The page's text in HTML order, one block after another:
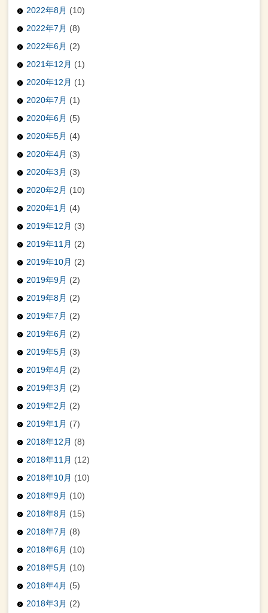
2022年8月 (10)
2022年7月 (8)
2022年6月 (2)
2021年12月 (1)
2020年12月 (1)
2020年7月 (1)
2020年6月 (5)
2020年5月 (4)
2020年4月 (3)
2020年3月 (3)
2020年2月 (10)
2020年1月 (4)
2019年12月 (3)
2019年11月 (2)
2019年10月 (2)
2019年9月 (2)
2019年8月 (2)
2019年7月 (2)
2019年6月 (2)
2019年5月 (3)
2019年4月 (2)
2019年3月 (2)
2019年2月 (2)
2019年1月 (7)
2018年12月 (8)
2018年11月 (12)
2018年10月 (10)
2018年9月 (10)
2018年8月 (15)
2018年7月 (8)
2018年6月 (10)
2018年5月 (10)
2018年4月 (5)
2018年3月 (2)